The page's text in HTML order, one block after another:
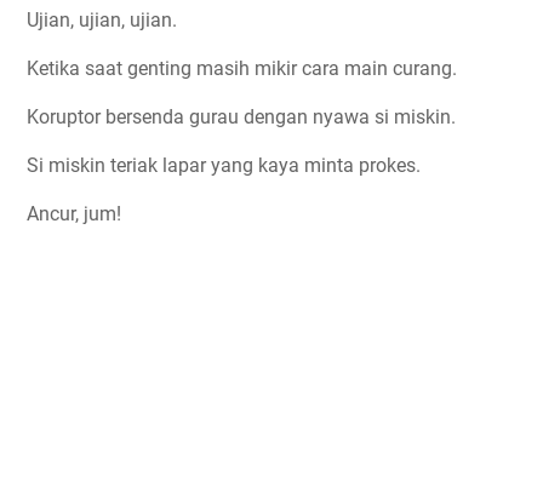
Ujian, ujian, ujian.
Ketika saat genting masih mikir cara main curang.
Koruptor bersenda gurau dengan nyawa si miskin.
Si miskin teriak lapar yang kaya minta prokes.
Ancur, jum!